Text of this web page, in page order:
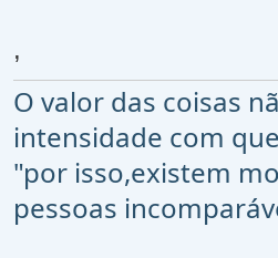
,
O valor das coisas
intensidade com
"por isso,existem
pessoas